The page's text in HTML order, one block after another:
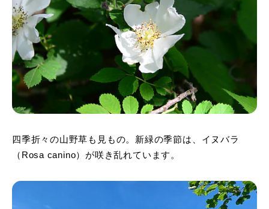
四季折々の山野草も見もの。新緑の季節は、イヌバラ
（Rosa canino）が咲き乱れています。